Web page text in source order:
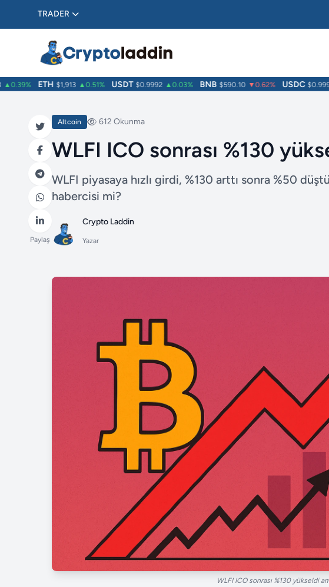
TRADER
ETH $1,913 ▲0.51% USDT $0.9992 ▲0.03% BNB $590.10 ▼0.62% USDC $0.9998
Paylaş
Altcoin 612 Okunma
WLFI ICO sonrası %130
WLFI piyasaya hızlı girdi, %130 arttı sonra %50
habercisi mi?
Crypto Laddin
Yazar
WLFI ICO sonrası %130 yükseldi